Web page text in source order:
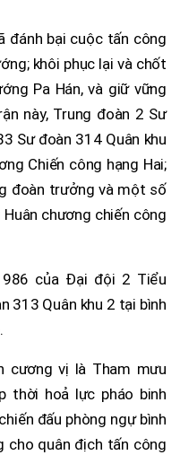
đánh bại cuộc tấn công
khôi phục lại và chốt
Pa Hán, và giữ vững
này, Trung đoàn 2 Sư
Sư đoàn 314 Quân khu
Chiến công hạng Hai;
đoàn trưởng và một số
chương chiến công
của Đại đội 2 Tiểu
313 Quân khu 2 tại bình
cương vị là Tham mưu
thời hoả lực pháo binh
đấu phòng ngự bình
cho quân địch tấn công